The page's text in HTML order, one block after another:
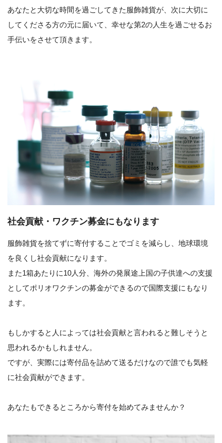
あなたと大切な時間を過ごしてきた服飾雑貨が、次に大切に
してくださる方の元に届いて、幸せな第2の人生を過ごせるお
手伝いをさせて頂きます。
社会貢献・ワクチン募金にもなります
服飾雑貨を捨てずに寄付することでゴミを減らし、地球環境
を良くし社会貢献になります。
また1箱あたりに10人分、海外の発展途上国の子供達への支援
としてポリオワクチンの募金ができるので国際支援にもなり
ます。
もしかすると人によっては社会貢献と言われると難しそうと
思われるかもしれません。
ですが、実際には寄付品を詰めて送るだけなので誰でも気軽
に社会貢献ができます。
あなたもできるところから寄付を始めてみませんか？